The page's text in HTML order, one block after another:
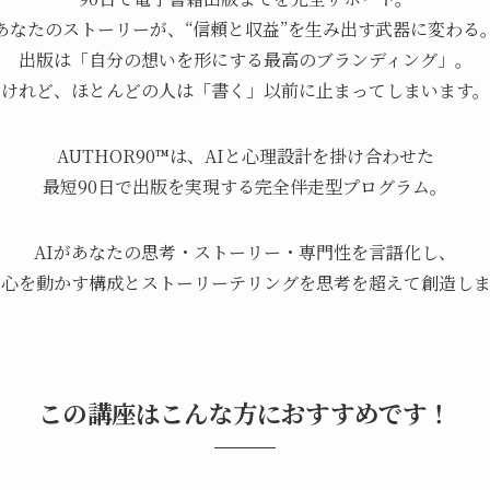
なたのストーリーが、 “信頼と収益”を生み出す武器に変わる
出版は「自分の想いを形にする最高のブランディング」。
けれど、ほとんどの人は「書く」以前に止まってしまいます。
AUTHOR90™は、AIと心理設計を掛け合わせた
最短90日で出版を実現する完全伴走型プログラム。
AIがあなたの思考・ストーリー・専門性を言語化し、
を動かす構成とストーリーテリングを思考を超えて創造し
この講座はこんな方におすすめです！